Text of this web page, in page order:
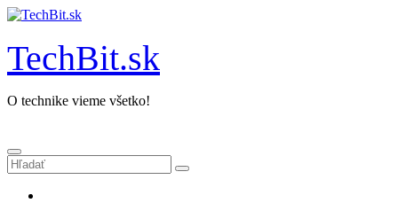
Prejsť
obsah
TechBit.sk
O technike vieme všetko!